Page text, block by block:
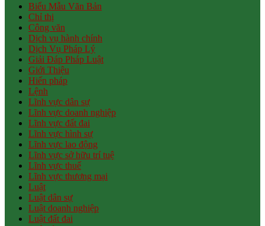
Biểu Mẫu Văn Bản
Chỉ thị
Công văn
Dịch vụ hành chính
Dịch Vụ Pháp Lý
Giải Đáp Pháp Luật
Giới Thiệu
Hiến pháp
Lệnh
Lĩnh vực dân sự
Lĩnh vực doanh nghiệp
Lĩnh vực đất đai
Lĩnh vực hình sự
Lĩnh vực lao động
Lĩnh vực sở hữu trí tuệ
Lĩnh vực thuế
Lĩnh vực thương mại
Luật
Luật dân sự
Luật doanh nghiệp
Luật đất đai